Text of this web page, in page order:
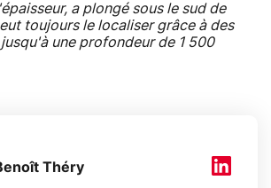
a plongé sous le sud de
toujours le localiser grâce à des
une profondeur de 1 500
Théry